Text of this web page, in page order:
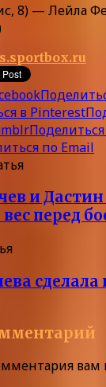
8) — Лейла
в Pinterest
по Email
и Дастин
перед
сделала
вам